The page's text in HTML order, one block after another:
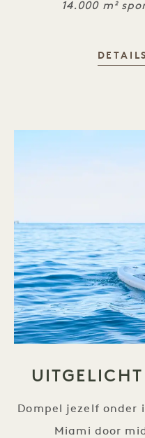
14.000 m²
Dompel jezelf onder
Miami door